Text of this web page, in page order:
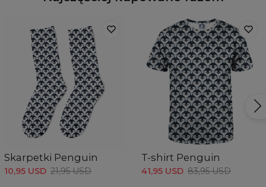
Skarpetki Penguin
10,95 USD 21,95 USD
T-shirt Penguin
41,95 USD 83,95 USD